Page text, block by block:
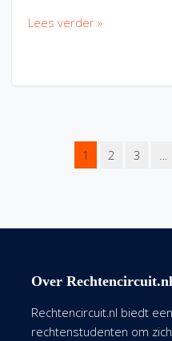
Lees verder »
1 2 3 …
Over Rechtencircuit.nl
Rechtencircuit.nl biedt
rechtenstudenten om